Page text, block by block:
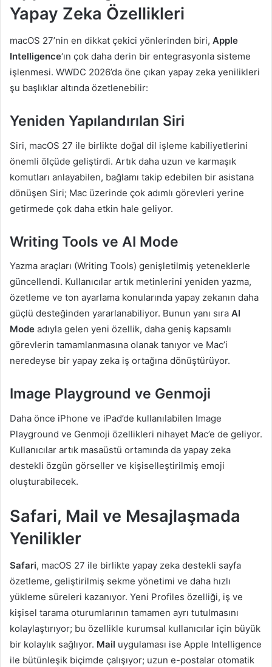
Yapay Zeka Özellikleri
macOS 27’nin en dikkat çekici yönlerinden biri, Apple
Intelligence‘ın çok daha derin bir entegrasyonla sisteme
işlenmesi. WWDC 2026’da öne çıkan yapay zeka yenilikleri
şu başlıklar altında özetlenebilir:
Yeniden Yapılandırılan Siri
Siri, macOS 27 ile birlikte doğal dil işleme kabiliyetlerini
önemli ölçüde geliştirdi. Artık daha uzun ve karmaşık
komutları anlayabilen, bağlamı takip edebilen bir asistana
dönüşen Siri; Mac üzerinde çok adımlı görevleri yerine
getirmede çok daha etkin hale geliyor.
Writing Tools ve AI Mode
Yazma araçları (Writing Tools) genişletilmiş yeteneklerle
güncellendi. Kullanıcılar artık metinlerini yeniden yazma,
özetleme ve ton ayarlama konularında yapay zekanın daha
güçlü desteğinden yararlanabiliyor. Bunun yanı sıra AI
Mode adıyla gelen yeni özellik, daha geniş kapsamlı
görevlerin tamamlanmasına olanak tanıyor ve Mac’i
neredeyse bir yapay zeka iş ortağına dönüştürüyor.
Image Playground ve Genmoji
Daha önce iPhone ve iPad’de kullanılabilen Image
Playground ve Genmoji özellikleri nihayet Mac’e de geliyor.
Kullanıcılar artık masaüstü ortamında da yapay zeka
destekli özgün görseller ve kişiselleştirilmiş emoji
oluşturabilecek.
Safari, Mail ve Mesajlaşmada
Yenilikler
Safari, macOS 27 ile birlikte yapay zeka destekli sayfa
özetleme, geliştirilmiş sekme yönetimi ve daha hızlı
yükleme süreleri kazanıyor. Yeni Profiles özelliği, iş ve
kişisel tarama oturumlarının tamamen ayrı tutulmasını
kolaylaştırıyor; bu özellikle kurumsal kullanıcılar için büyük
bir kolaylık sağlıyor. Mail uygulaması ise Apple Intelligence
ile bütünleşik biçimde çalışıyor; uzun e-postalar otomatik